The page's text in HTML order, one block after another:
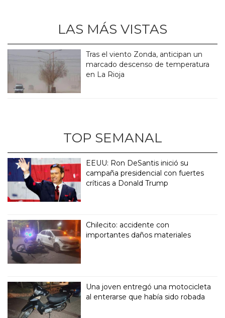
LAS MÁS VISTAS
Tras el viento Zonda, anticipan un
marcado descenso de temperatura
en La Rioja
TOP SEMANAL
EEUU: Ron DeSantis inició su
campaña presidencial con fuertes
críticas a Donald Trump
Chilecito: accidente con
importantes daños materiales
Una joven entregó una motocicleta
al enterarse que había sido robada